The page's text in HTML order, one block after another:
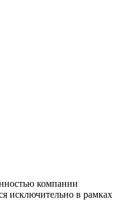
компании
в рамках